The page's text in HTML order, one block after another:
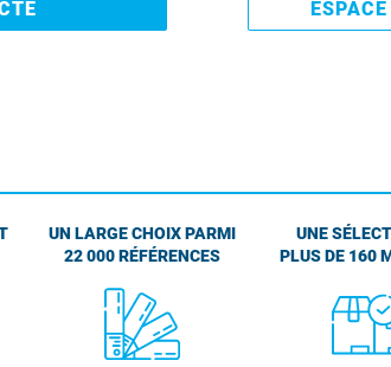
UN LARGE CHOIX PARMI
22 000 RÉFÉRENCES
UNE
PLUS DE 160